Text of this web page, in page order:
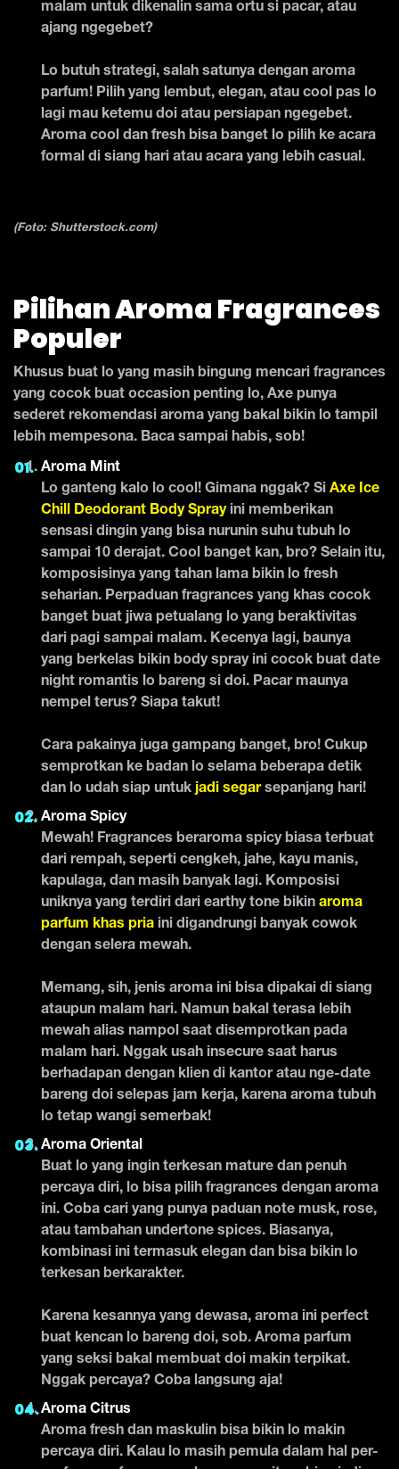
malam untuk dikenalin sama ortu si pacar, atau
ajang ngegebet?
Lo butuh strategi, salah satunya dengan aroma
parfum! Pilih yang lembut, elegan, atau cool pas lo
lagi mau ketemu doi atau persiapan ngegebet.
Aroma cool dan fresh bisa banget lo pilih ke acara
formal di siang hari atau acara yang lebih casual.
(Foto: Shutterstock.com)
Pilihan Aroma Fragrances
Populer
Khusus buat lo yang masih bingung mencari fragrances
yang cocok buat occasion penting lo, Axe punya
sederet rekomendasi aroma yang bakal bikin lo tampil
lebih mempesona. Baca sampai habis, sob!
Aroma Mint
Lo ganteng kalo lo cool! Gimana nggak? Si Axe Ice
Chill Deodorant Body Sprayini memberikan
sensasi dingin yang bisa nurunin suhu tubuh lo
sampai 10 derajat. Cool banget kan, bro? Selain itu,
komposisinya yang tahan lama bikin lo fresh
seharian. Perpaduan fragrances yang khas cocok
banget buat jiwa petualang lo yang beraktivitas
dari pagi sampai malam. Kecenya lagi, baunya
yang berkelas bikin body spray ini cocok buat date
night romantis lo bareng si doi. Pacar maunya
nempel terus? Siapa takut!
Cara pakainya juga gampang banget, bro! Cukup
semprotkan ke badan lo selama beberapa detik
dan lo udah siap untuk jadi segarsepanjang hari!
Aroma Spicy
Mewah! Fragrances beraroma spicy biasa terbuat
dari rempah, seperti cengkeh, jahe, kayu manis,
kapulaga, dan masih banyak lagi. Komposisi
uniknya yang terdiri dari earthy tone bikin aroma
parfum khas pria ini digandrungi banyak cowok
dengan selera mewah.
Memang, sih, jenis aroma ini bisa dipakai di siang
ataupun malam hari. Namun bakal terasa lebih
mewah alias nampol saat disemprotkan pada
malam hari. Nggak usah insecure saat harus
berhadapan dengan klien di kantor atau nge-date
bareng doi selepas jam kerja, karena aroma tubuh
lo tetap wangi semerbak!
Aroma Oriental
Buat lo yang ingin terkesan mature dan penuh
percaya diri, lo bisa pilih fragrances dengan aroma
ini. Coba cari yang punya paduan note musk, rose,
atau tambahan undertone spices. Biasanya,
kombinasi ini termasuk elegan dan bisa bikin lo
terkesan berkarakter.
Karena kesannya yang dewasa, aroma ini perfect
buat kencan lo bareng doi, sob. Aroma parfum
yang seksi bakal membuat doi makin terpikat.
Nggak percaya? Coba langsung aja!
Aroma Citrus
Aroma fresh dan maskulin bisa bikin lo makin
percaya diri. Kalau lo masih pemula dalam hal per-